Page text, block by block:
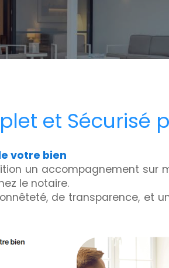
et Sécurisé
votre bien
un accompagnement sur
le notaire.
de transparence, et